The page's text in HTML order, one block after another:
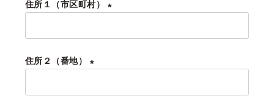
須
住所１（市区町村）
必
)
住所２（番地）
必